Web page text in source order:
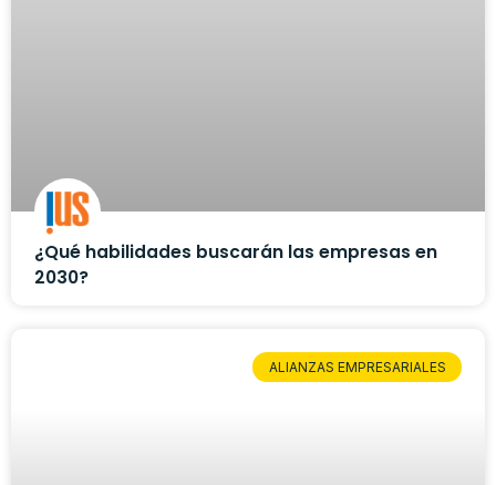
¿Qué habilidades buscarán las empresas en
2030?
ALIANZAS EMPRESARIALES